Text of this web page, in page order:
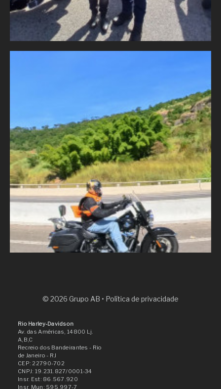
© 2026 Grupo AB • Política de privacidade
Rio Harley-Davidson
Av. das Américas, 14800 Lj.
A,B,C
Recreio dos Bandeirantes - Rio
de Janeiro - RJ
CEP: 22790-702
CNPJ: 19.231.827/0001-34
Insr. Est: 86.567.920
Insr. Mun: 595.997-7